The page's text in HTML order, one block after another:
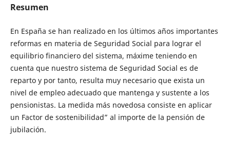
Resumen
En España se han realizado en los últimos años importantes
reformas en materia de Seguridad Social para lograr el
equilibrio financiero del sistema, máxime teniendo en
cuenta que nuestro sistema de Seguridad Social es de
reparto y por tanto, resulta muy necesario que exista un
nivel de empleo adecuado que mantenga y sustente a los
pensionistas. La medida más novedosa consiste en aplicar
un Factor de sostenibilidad” al importe de la pensión de
jubilación.